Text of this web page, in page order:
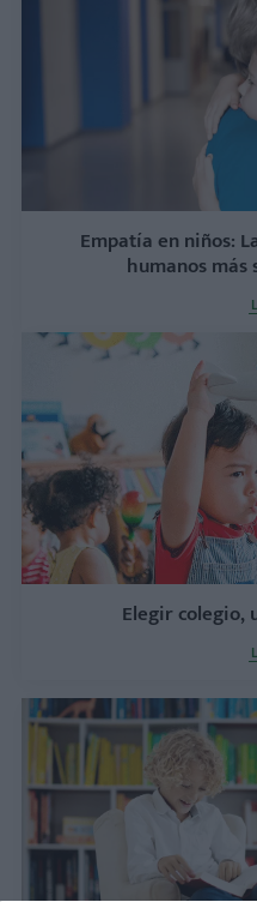
Empatía en niños:
humanos
Elegir colegio,